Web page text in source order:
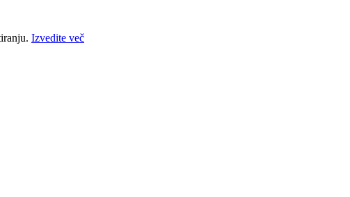
Izvedite več